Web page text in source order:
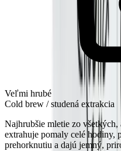
Veľmi hrubé
Cold brew / studená extrakcia
Najhrubšie mletie zo všetkých,
extrahuje pomaly celé hodiny,
prehorknutiu a dajú jemný,